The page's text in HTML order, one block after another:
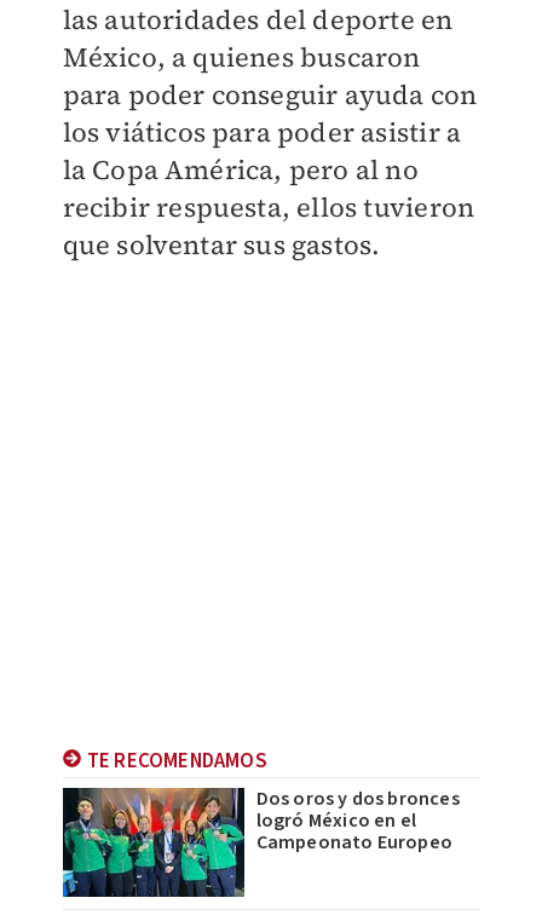
las autoridades del deporte en
México, a quienes buscaron
para poder conseguir ayuda con
los viáticos para poder asistir a
la Copa América, pero al no
recibir respuesta, ellos tuvieron
que solventar sus gastos.
TE RECOMENDAMOS
Dos oros y dos bronces
logró México en el
Campeonato Europeo